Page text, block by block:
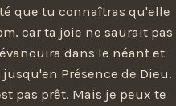
que tu connaîtras qu'elle
car ta joie ne saurait pas
dans le néant et
Présence de Dieu.
pas prêt. Mais je peux te